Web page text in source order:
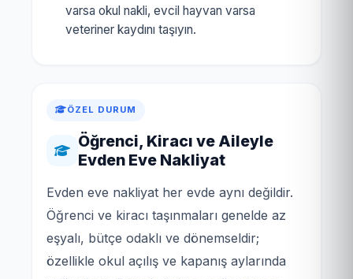
varsa okul nakli, evcil hayvan varsa
veteriner kaydını taşıyın.
ÖZEL DURUM
Öğrenci, Kiracı ve Aileyle
Evden Eve Nakliyat
Evden eve nakliyat her evde aynı değildir.
Öğrenci ve kiracı taşınmaları genelde az
eşyalı, bütçe odaklı ve dönemseldir;
özellikle okul açılış ve kapanış aylarında